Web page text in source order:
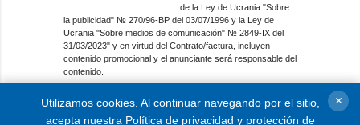
de la Ley de Ucrania "Sobre
la publicidad" № 270/96-ВР del 03/07/1996 y la Ley de
Ucrania "Sobre medios de comunicación" № 2849-IX del
31/03/2023" y en virtud del Contrato/factura, incluyen
contenido promocional y el anunciante será responsable del
contenido.
Entidad de medios en línea; identificador de medios: R40-
01421.
Utilizamos cookies. Al continuar navegando por el sitio,
acepta nuestra Política de privacidad y protección de
×